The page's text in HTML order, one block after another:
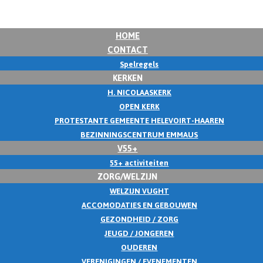
HOME
CONTACT
Spelregels
KERKEN
H. NICOLAASKERK
OPEN KERK
PROTESTANTE GEMEENTE HELEVOIRT-HAAREN
BEZINNINGSCENTRUM EMMAUS
V55+
55+ activiteiten
ZORG/WELZIJN
WELZIJN VUGHT
ACCOMODATIES EN GEBOUWEN
GEZONDHEID / ZORG
JEUGD / JONGEREN
OUDEREN